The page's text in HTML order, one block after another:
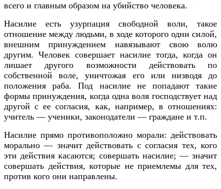
всего и главным образом на убийство человека.
Насилие есть узурпация свободной воли, такое
отношение между людьми, в ходе которого одни силой,
внешним принуждением навязывают свою волю
другим. Человек совершает насилие тогда, когда он
лишает другого возможности действовать по
собственной воле, уничтожая его или низводя до
положения раба. Под насилие не попадают такие
формы принуждения, когда одна воля господствует над
другой с ее согласия, как, например, в отношениях:
учитель — ученики, законодатели — граждане и т.п.
Насилие прямо противоположно морали: действовать
морально — значит действовать с согласия тех, кого
эти действия касаются; совершать насилие; — значит
совершать действия, которые не приемлемы для тех,
против кого они направлены.